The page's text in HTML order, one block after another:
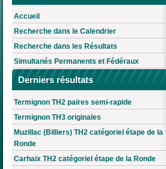
Accueil
Recherche dans le Calendrier
Recherche dans les Résultats
Simultanés Permanents et Fédéraux
Derniers résultats
Termignon TH2 paires semi-rapide
Termignon TH3 originales
Muzillac (Billiers) TH2 catégoriel étape de la
Ronde
Carhaix TH2 catégoriel étape de la Ronde